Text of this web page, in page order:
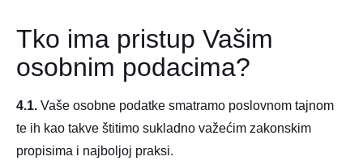
Tko ima pristup Vašim
osobnim podacima?
4.1. Vaše osobne podatke smatramo poslovnom tajnom
te ih kao takve štitimo sukladno važećim zakonskim
propisima i najboljoj praksi.